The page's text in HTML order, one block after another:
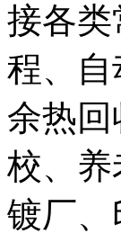
接各
程、
余热
校、
镀厂、